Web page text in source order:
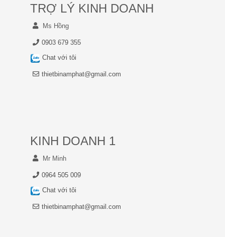
TRỢ LÝ KINH DOANH
Ms Hồng
0903 679 355
Chat với tôi
thietbinamphat@gmail.com
KINH DOANH 1
Mr Minh
0964 505 009
Chat với tôi
thietbinamphat@gmail.com